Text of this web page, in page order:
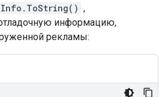
,
информацию,
рекламы: